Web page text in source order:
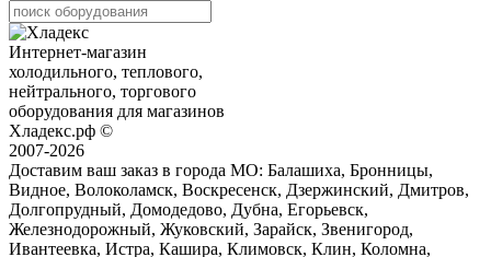
Интернет-магазин
холодильного, теплового,
нейтрального, торгового
оборудования для магазинов
Хладекс.рф ©
2007-2026
Доставим ваш заказ в города МО: Балашиха, Бронницы,
Видное, Волоколамск, Воскресенск, Дзержинский, Дмитров,
Долгопрудный, Домодедово, Дубна, Егорьевск,
Железнодорожный, Жуковский, Зарайск, Звенигород,
Ивантеевка, Истра, Кашира, Климовск, Клин, Коломна,